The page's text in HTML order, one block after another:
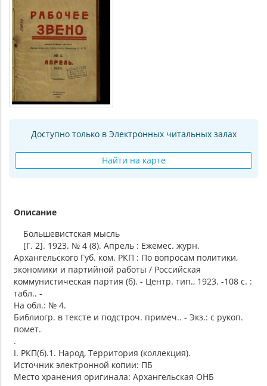
Доступно только в Электронных читальных залах
Найти на карте
Описание
Большевистская мысль
[Г. 2]. 1923. № 4 (8). Апрель : Ежемес. журн.
Архангельского Губ. ком. РКП : По вопросам политики,
экономики и партийной работы / Российская
коммунистическая партия (б). - Центр. тип., 1923. -108 с. :
табл.. -
На обл.: № 4.
Библиогр. в тексте и подстроч. примеч.. - Экз.: с рукоп.
помет.
.
I. РКП(б).1. Народ, Территория (коллекция).
Источник электронной копии: ПБ
Место хранения оригинала: Архангельская ОНБ